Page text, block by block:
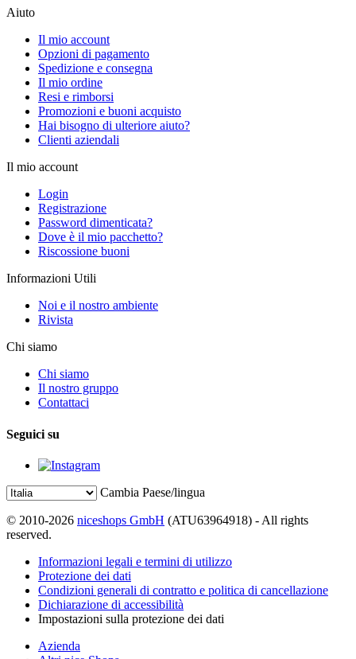
Aiuto
Il mio account
Opzioni di pagamento
Spedizione e consegna
Il mio ordine
Resi e rimborsi
Promozioni e buoni acquisto
Hai bisogno di ulteriore aiuto?
Clienti aziendali
Il mio account
Login
Registrazione
Password dimenticata?
Dove è il mio pacchetto?
Riscossione buoni
Informazioni Utili
Noi e il nostro ambiente
Rivista
Chi siamo
Chi siamo
Il nostro gruppo
Contattaci
Seguici su
Cambia Paese/lingua
© 2010-2026 niceshops GmbH (ATU63964918) - All rights
reserved.
Informazioni legali e termini di utilizzo
Protezione dei dati
Condizioni generali di contratto e politica di cancellazione
Dichiarazione di accessibilità
Impostazioni sulla protezione dei dati
Azienda